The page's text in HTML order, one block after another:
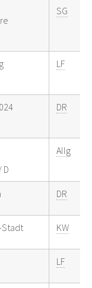
SG
LF
DR
D
Allg
DR
Stadt
KW
LF